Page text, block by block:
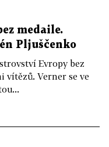
medaile.
Pljuščenko
Evropy bez
vítězů. Verner se ve